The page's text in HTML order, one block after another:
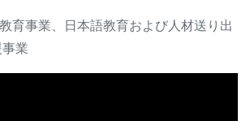
育事業、日本語教育および人材送り出
業